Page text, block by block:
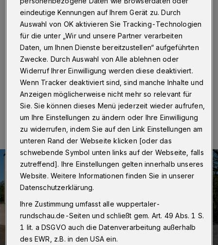
Die Thomaskirche an der Opphofer Straße 60 feiert am
Sonntag (11. September 2022) ab 11 Uhr einen
Gottesdienst mit Musik und Texten von „ABBA“. Der
„Bläserkreis Dreiklang“ wird Lieder der vier Schweden
10.09.2022 , 16:00 Uhr Eine Minute Lesezeit
eindeutige Kennungen auf Ihrem Gerät zu. Durch
Auswahl von OK aktivieren Sie Tracking-Technologien
für die unter „Wir und unsere Partner verarbeiten
Daten, um Ihnen Dienste bereitzustellen“ aufgeführten
Zwecke. Durch Auswahl von Alle ablehnen oder
Widerruf Ihrer Einwilligung werden diese deaktiviert.
Wenn Tracker deaktiviert sind, sind manche Inhalte und
Anzeigen möglicherweise nicht mehr so relevant für
Sie. Sie können dieses Menü jederzeit wieder aufrufen,
um Ihre Einstellungen zu ändern oder Ihre Einwilligung
zu widerrufen, indem Sie auf den Link Einstellungen am
unteren Rand der Webseite klicken [oder das
schwebende Symbol unten links auf der Webseite, falls
zutreffend]. Ihre Einstellungen gelten innerhalb unseres
Website. Weitere Informationen finden Sie in unserer
Datenschutzerklärung.
Ihre Zustimmung umfasst alle wuppertaler-
rundschau.de-Seiten und schließt gem. Art. 49 Abs. 1 S.
1 lit. a DSGVO auch die Datenverarbeitung außerhalb
des EWR, z.B. in den USA ein.